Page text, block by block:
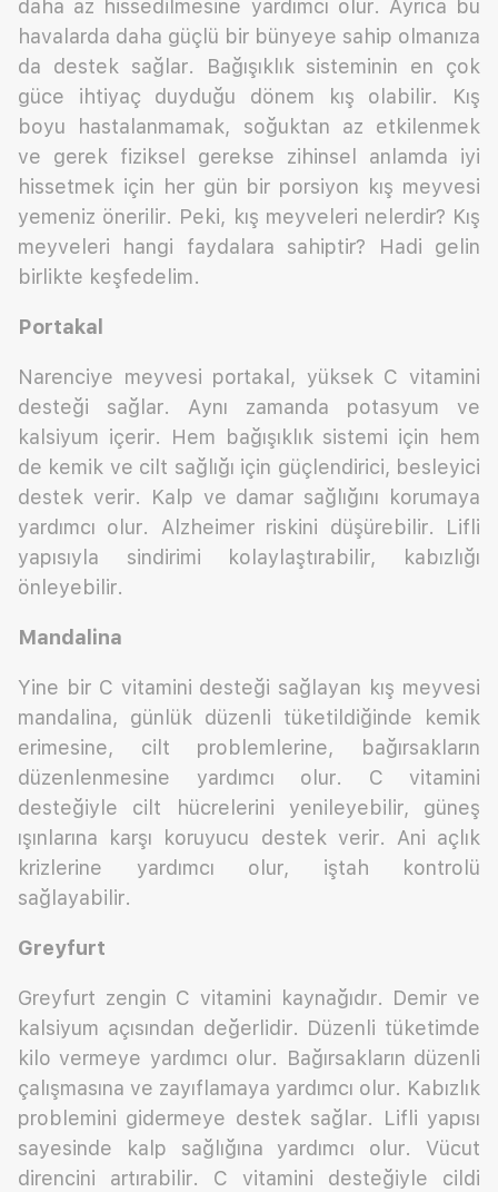
daha az hissedilmesine yardımcı olur. Ayrıca bu
havalarda daha güçlü bir bünyeye sahip olmanıza
da destek sağlar. Bağışıklık sisteminin en çok
güce ihtiyaç duyduğu dönem kış olabilir. Kış
boyu hastalanmamak, soğuktan az etkilenmek
ve gerek fiziksel gerekse zihinsel anlamda iyi
hissetmek için her gün bir porsiyon kış meyvesi
yemeniz önerilir. Peki, kış meyveleri nelerdir? Kış
meyveleri hangi faydalara sahiptir? Hadi gelin
birlikte keşfedelim.
Portakal
Narenciye meyvesi portakal, yüksek C vitamini
desteği sağlar. Aynı zamanda potasyum ve
kalsiyum içerir. Hem bağışıklık sistemi için hem
de kemik ve cilt sağlığı için güçlendirici, besleyici
destek verir. Kalp ve damar sağlığını korumaya
yardımcı olur. Alzheimer riskini düşürebilir. Lifli
yapısıyla sindirimi kolaylaştırabilir, kabızlığı
önleyebilir.
Mandalina
Yine bir C vitamini desteği sağlayan kış meyvesi
mandalina, günlük düzenli tüketildiğinde kemik
erimesine, cilt problemlerine, bağırsakların
düzenlenmesine yardımcı olur. C vitamini
desteğiyle cilt hücrelerini yenileyebilir, güneş
ışınlarına karşı koruyucu destek verir. Ani açlık
krizlerine yardımcı olur, iştah kontrolü
sağlayabilir.
Greyfurt
Greyfurt zengin C vitamini kaynağıdır. Demir ve
kalsiyum açısından değerlidir. Düzenli tüketimde
kilo vermeye yardımcı olur. Bağırsakların düzenli
çalışmasına ve zayıflamaya yardımcı olur. Kabızlık
problemini gidermeye destek sağlar. Lifli yapısı
sayesinde kalp sağlığına yardımcı olur. Vücut
direncini artırabilir. C vitamini desteğiyle cildi